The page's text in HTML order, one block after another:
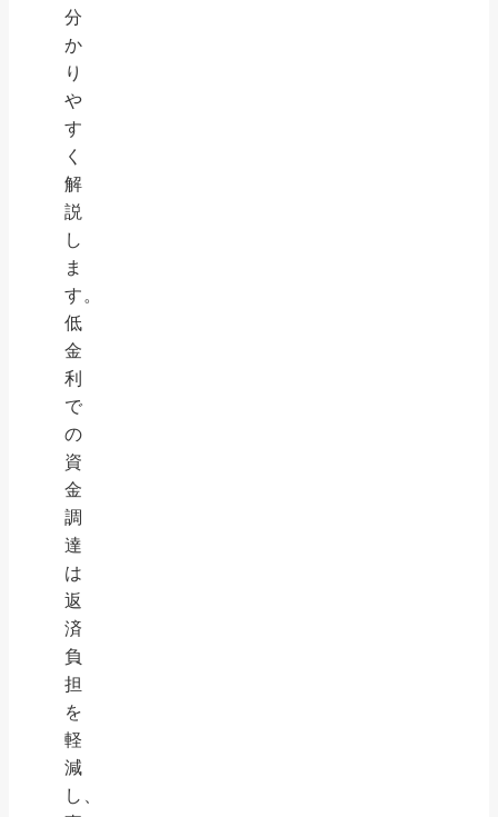
分
か
り
や
す
く
解
説
し
ま
す。
低
金
利
で
の
資
金
調
達
は
返
済
負
担
を
軽
減
し、